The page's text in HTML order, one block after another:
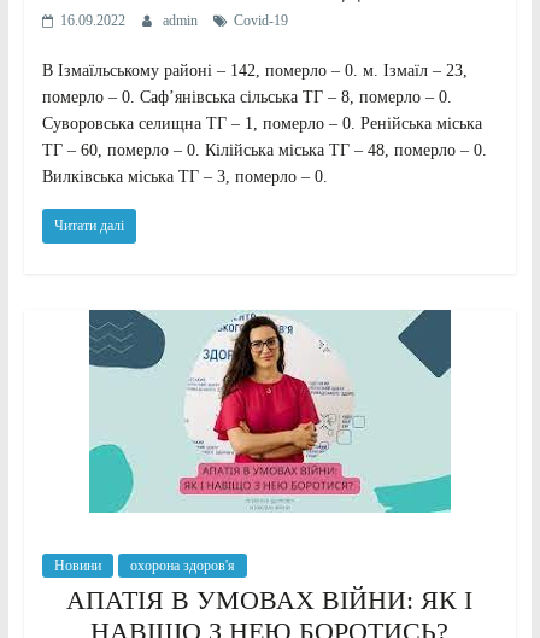
16.09.2022 admin Сovid-19
В Ізмаїльському районі – 142, померло – 0. м. Ізмаїл – 23,
померло – 0. Саф’янівська сільська ТГ – 8, померло – 0.
Суворовська селищна ТГ – 1, померло – 0. Ренійська міська
ТГ – 60, померло – 0. Кілійська міська ТГ – 48, померло – 0.
Вилківська міська ТГ – 3, померло – 0.
Читати далі
Новини охорона здоров'я
АПАТІЯ В УМОВАХ ВІЙНИ: ЯК І
НАВІЩО З НЕЮ БОРОТИСЬ?